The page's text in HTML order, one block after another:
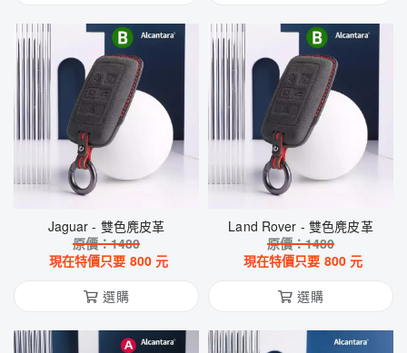
Jaguar - 雙色麂皮革
原價：1480
現在特價只要 800 元
選購
Land Rover - 雙色麂皮革
原價：1480
現在特價只要 800 元
選購